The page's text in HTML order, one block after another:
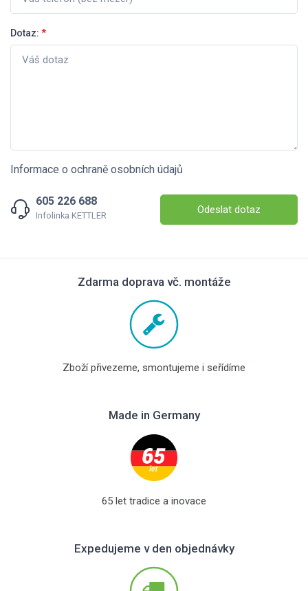
Dotaz: *
Informace o ochraně osobních údajů
605 226 688
Infolinka KETTLER Odeslat dotaz
Zdarma doprava vč. montáže
Zboží přivezeme, smontujeme i seřídíme
Made in Germany
65 let tradice a inovace
Expedujeme v den objednávky